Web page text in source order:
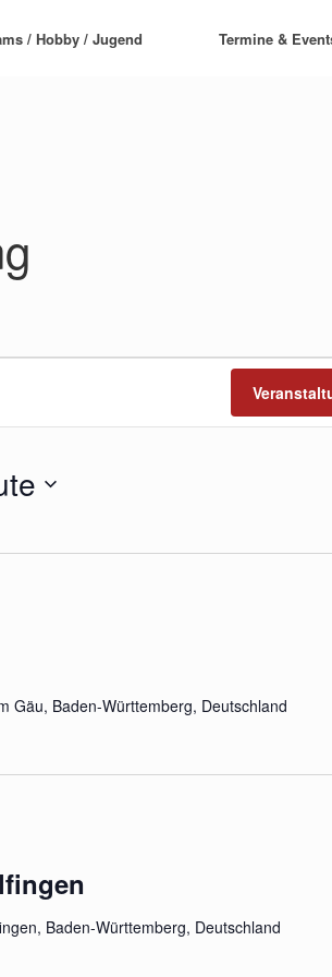
/ Hobby / Jugend Termine &
Gäu, Baden-Württemberg, Deutschland
Baden-Württemberg, Deutschland